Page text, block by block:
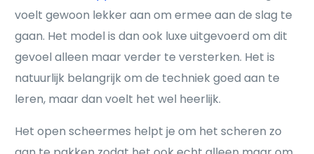
voelt gewoon lekker aan om ermee aan de slag te
gaan. Het model is dan ook luxe uitgevoerd om dit
gevoel alleen maar verder te versterken. Het is
natuurlijk belangrijk om de techniek goed aan te
leren, maar dan voelt het wel heerlijk.
Het open scheermes helpt je om het scheren zo